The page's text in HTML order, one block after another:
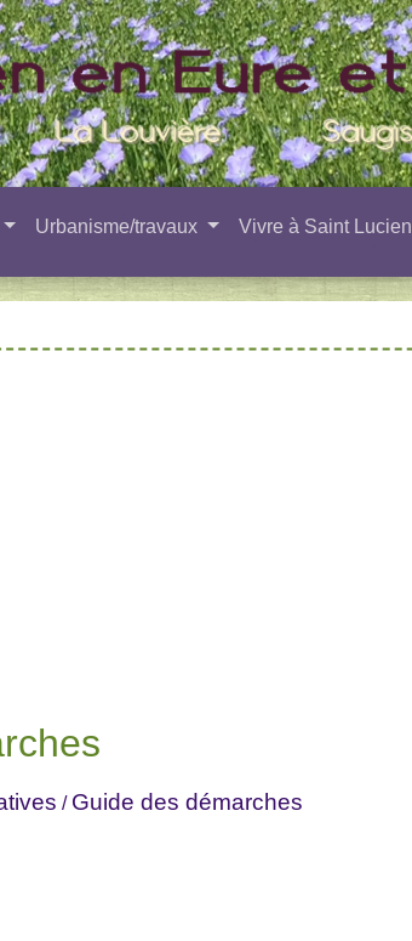
Urbanisme/travaux Vivre à Saint Lucien
/ Guide des démarches